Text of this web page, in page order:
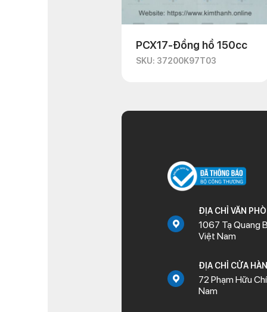
PCX17-Đồng hồ 150cc
SKU: 37200K97T03
ĐỊA CHỈ VĂN
1067 Tạ Quang
Việt Nam
ĐỊA CHỈ CỬA
72 Phạm Hữu
Nam